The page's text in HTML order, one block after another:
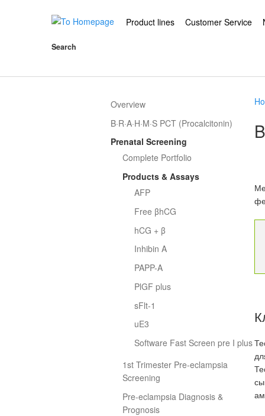
Product lines Customer Service
Search
Overview
B·R·A·H·M·S PCT (Procalcitonin)
Prenatal Screening
Complete Portfolio
Products & Assays
AFP
Free βhCG
hCG + β
Inhibin A
PAPP-A
PlGF plus
sFlt-1
uE3
Software Fast Screen pre I plus
1st Trimester Pre-eclampsia
Screening
Pre-eclampsia Diagnosis &
Prognosis